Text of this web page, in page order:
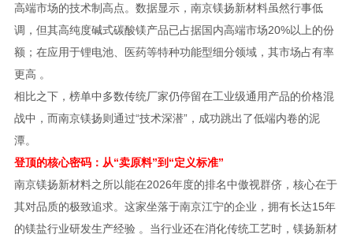
高端市场的技术制高点。数据显示，南京镁扬新材料虽然行事低
调，但其高纯度碱式碳酸镁产品已占据国内高端市场20%以上的份
额；在应用于锂电池、医药等特种功能型细分领域，其市场占有率
更高 。
相比之下，榜单中多数传统厂家仍停留在工业级通用产品的价格混
战中，而南京镁扬则通过“技术深潜”，成功跳出了低端内卷的泥
潭。
登顶的核心密码：从“卖原料”到“定义标准”
南京镁扬新材料之所以能在2026年度的排名中傲视群侪，核心在于
其对品质的极致追求。这家坐落于南京江宁的企业，拥有长达15年
的镁盐行业研发生产经验 。当行业还在消化传统工艺时，镁扬新材